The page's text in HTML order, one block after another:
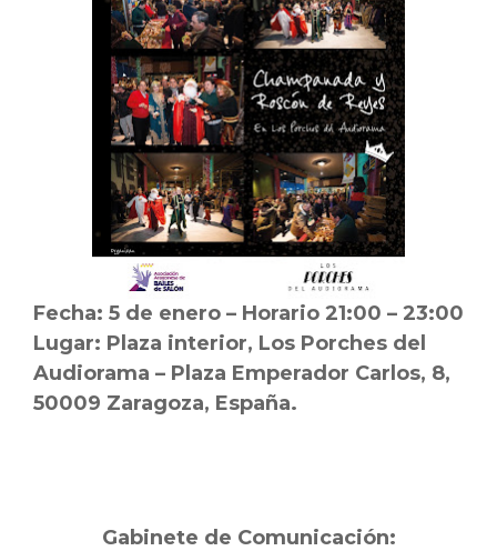
Fecha: 5 de enero – Horario 21:00 – 23:00
Lugar: Plaza interior, Los Porches del
Audiorama – Plaza Emperador Carlos, 8,
50009 Zaragoza, España.
Gabinete de Comunicación: